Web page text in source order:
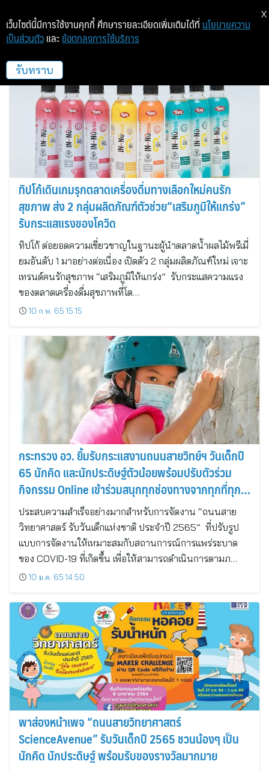
บ.ซีเคร็ท คอมมูนิเคชั่นส์ จำกัด
ทิปโก้เดินเกมรุกตลาดเครื่องดื่มทางเลือกใหม่คนรัก
สุขภาพ ส่ง 2 กลุ่มผลิตภัณฑ์ตัวช่วย“เสริมภูมิให้แกร่ง”
รับกระแสแรงของโควิด
ทิปโก้ ต่อยอดความเชี่ยวชาญในฐานะผู้นำตลาดน้ำผลไม้พรีเมี่
ยมอันดับ 1 มาอย่างต่อเนื่อง เปิดตัว 2 กลุ่มผลิตภัณฑ์ใหม่ เจาะ
เทรนด์คนรักสุขภาพ “เสริมภูมิให้แกร่ง” รับกระแสความแรง
ของตลาดเครื่องดื่มสุขภาพที่โต…
10 ก.พ. 65 15:15
กระทรวง อว. ยิ้มรับกระแสงานถนนสายวิทย์ฯ วันเด็กปี
65 นักคิด และนักประดิษฐ์ตัวน้อยพร้อมปรับตัวร่วม
กิจกรรม Online เข้าร่วมสนุกทุกช่องทางจากทุกที่ทุก
เวลา
ประสบความสำเร็จอย่างมากสำหรับการจัดงาน “ถนนสาย
วิทยาศาสตร์ รับวันเด็กแห่งชาติ ประจำปี 2565” ที่ปรับรูป
แบบการจัดงานให้เหมาะสมกับสถานการณ์การแพร่ระบาด
ของ COVID-19 ที่เกิดขึ้น เพื่อให้สามารถดำเนินการตามภ…
10 ม.ค. 65 14:50
พาส่องหน้าเพจ “ถนนสายวิทยาศาสตร์
ScienceAvenue” รับวันเด็กปี 2565 ชวนน้องๆ เป็น
นักคิด นักประดิษฐ์ พร้อมรับของรางวัลมากมาย
เว็บไซต์นี้มีการใช้งานคุกกี้ ศึกษารายละเอียดเพิ่มเติมได้ที่ นโยบายความ
เป็นส่วนตัว และ ข้อตกลงการใช้บริการ
รับทราบ
X